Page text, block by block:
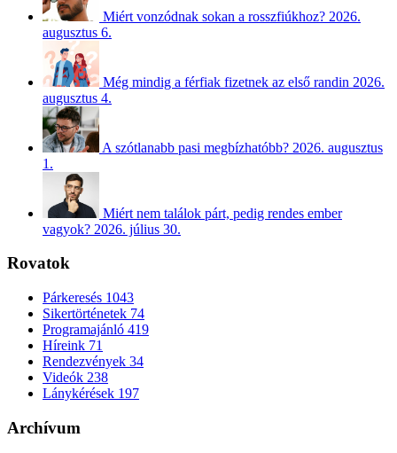
Miért vonzódnak sokan a rosszfiúkhoz? 2026.
augusztus 6.
Még mindig a férfiak fizetnek az első randin 2026.
augusztus 4.
A szótlanabb pasi megbízhatóbb? 2026. augusztus
1.
Miért nem találok párt, pedig rendes ember
vagyok? 2026. július 30.
Rovatok
Párkeresés 1043
Sikertörténetek 74
Programajánló 419
Híreink 71
Rendezvények 34
Videók 238
Lánykérések 197
Archívum